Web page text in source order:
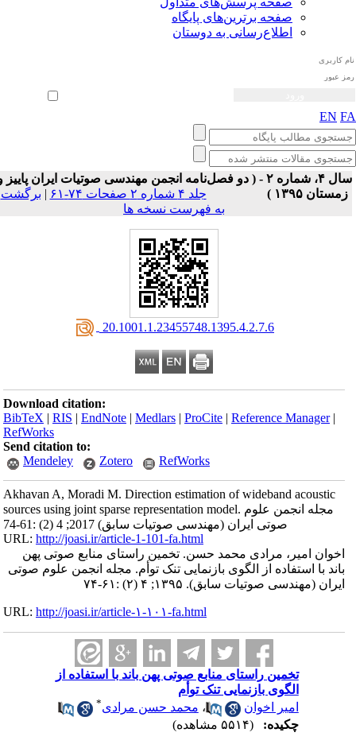
صفحه برترین‌های پایگاه
اطلاع‌رسانی به دوستان
ورود خودکار
EN
سال ۴، شماره ۲ - ( دو فصل‌نامه انجمن مهندسی صوتیات ايران پاییز و
زمستان ۱۳۹۵ )
جلد ۴ شماره ۲ صفحات ۷۴-۶۱ | برگشت
به فهرست نسخه ها
‎ 20.1001.1.23455748.1395.4.2.7.6
Download citation:
BibTeX |RIS |EndNote |Medlars |ProCite |Reference Manager
RefWorks
Send citation to:
Mendeley
Zotero RefWorks
Akhavan A, Moradi M. Direction estimation of wideband acoustic
sources using joint sparse representation model. مجله انجمن علوم
صوتی ایران (مهندسی صوتیات سابق) 2017; 4 (2) :61-74
URL:http://joasi.ir/article-1-101-fa.html
اخوان امیر، مرادی محمد حسن. تخمین راستای منابع صوتی پهن
باند با استفاده از الگوی بازنمایی تنک توأم. مجله انجمن علوم صوتی
ایران (مهندسی صوتیات سابق). ۱۳۹۵; ۴ (۲) :۶۱-۷۴
URL:http://joasi.ir/article-۱-۱۰۱-fa.html
تخمین راستای منابع صوتی پهن باند با استفاده از
الگوی بازنمایی تنک توأم
امیر اخوان
،محمد حسن مرادی*
چکیده: